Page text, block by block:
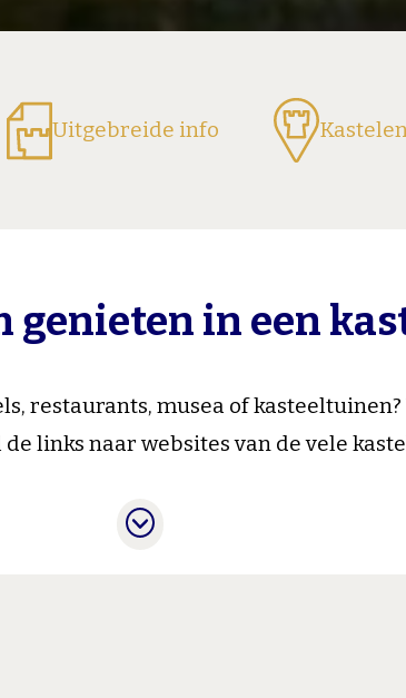
Uitgebreide info
genieten in een
restaurants, musea of
links naar websites van de vele